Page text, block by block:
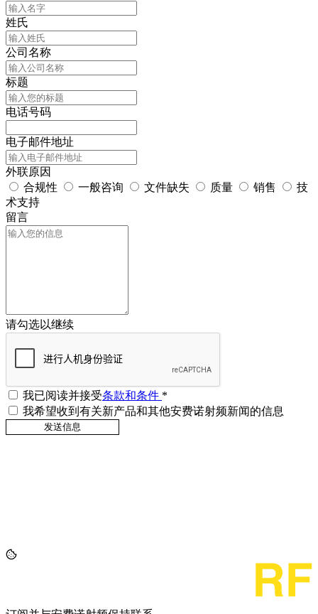
姓氏
公司名称
标题
电话号码
电子邮件地址
外联原因
合规性
一般咨询 文件缺失 质量 销售
技
术支持
留言
请勾选以继续
我已阅读并接受条款和条件 *
我希望收到有关新产品和其他安费诺射频新闻的信息